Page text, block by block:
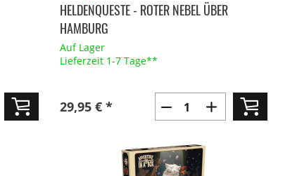
HELDENQUESTE - ROTER NEBEL ÜBER
HAMBURG
Auf Lager
Lieferzeit 1-7 Tage**
29,95 € *